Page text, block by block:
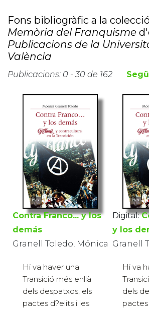
Fons bibliogràfic a la
Memòria del Franquisme
Publicacions de la
València
Publicacions: 0 - 30 de 162
Contra Franco... y los
demás
Granell Toledo, Mónica
Hi va haver una
Transició més enllà
dels despatxos, els
pactes d?elits i les
Digital:
y los
Granell
Hi va
dels
pactes